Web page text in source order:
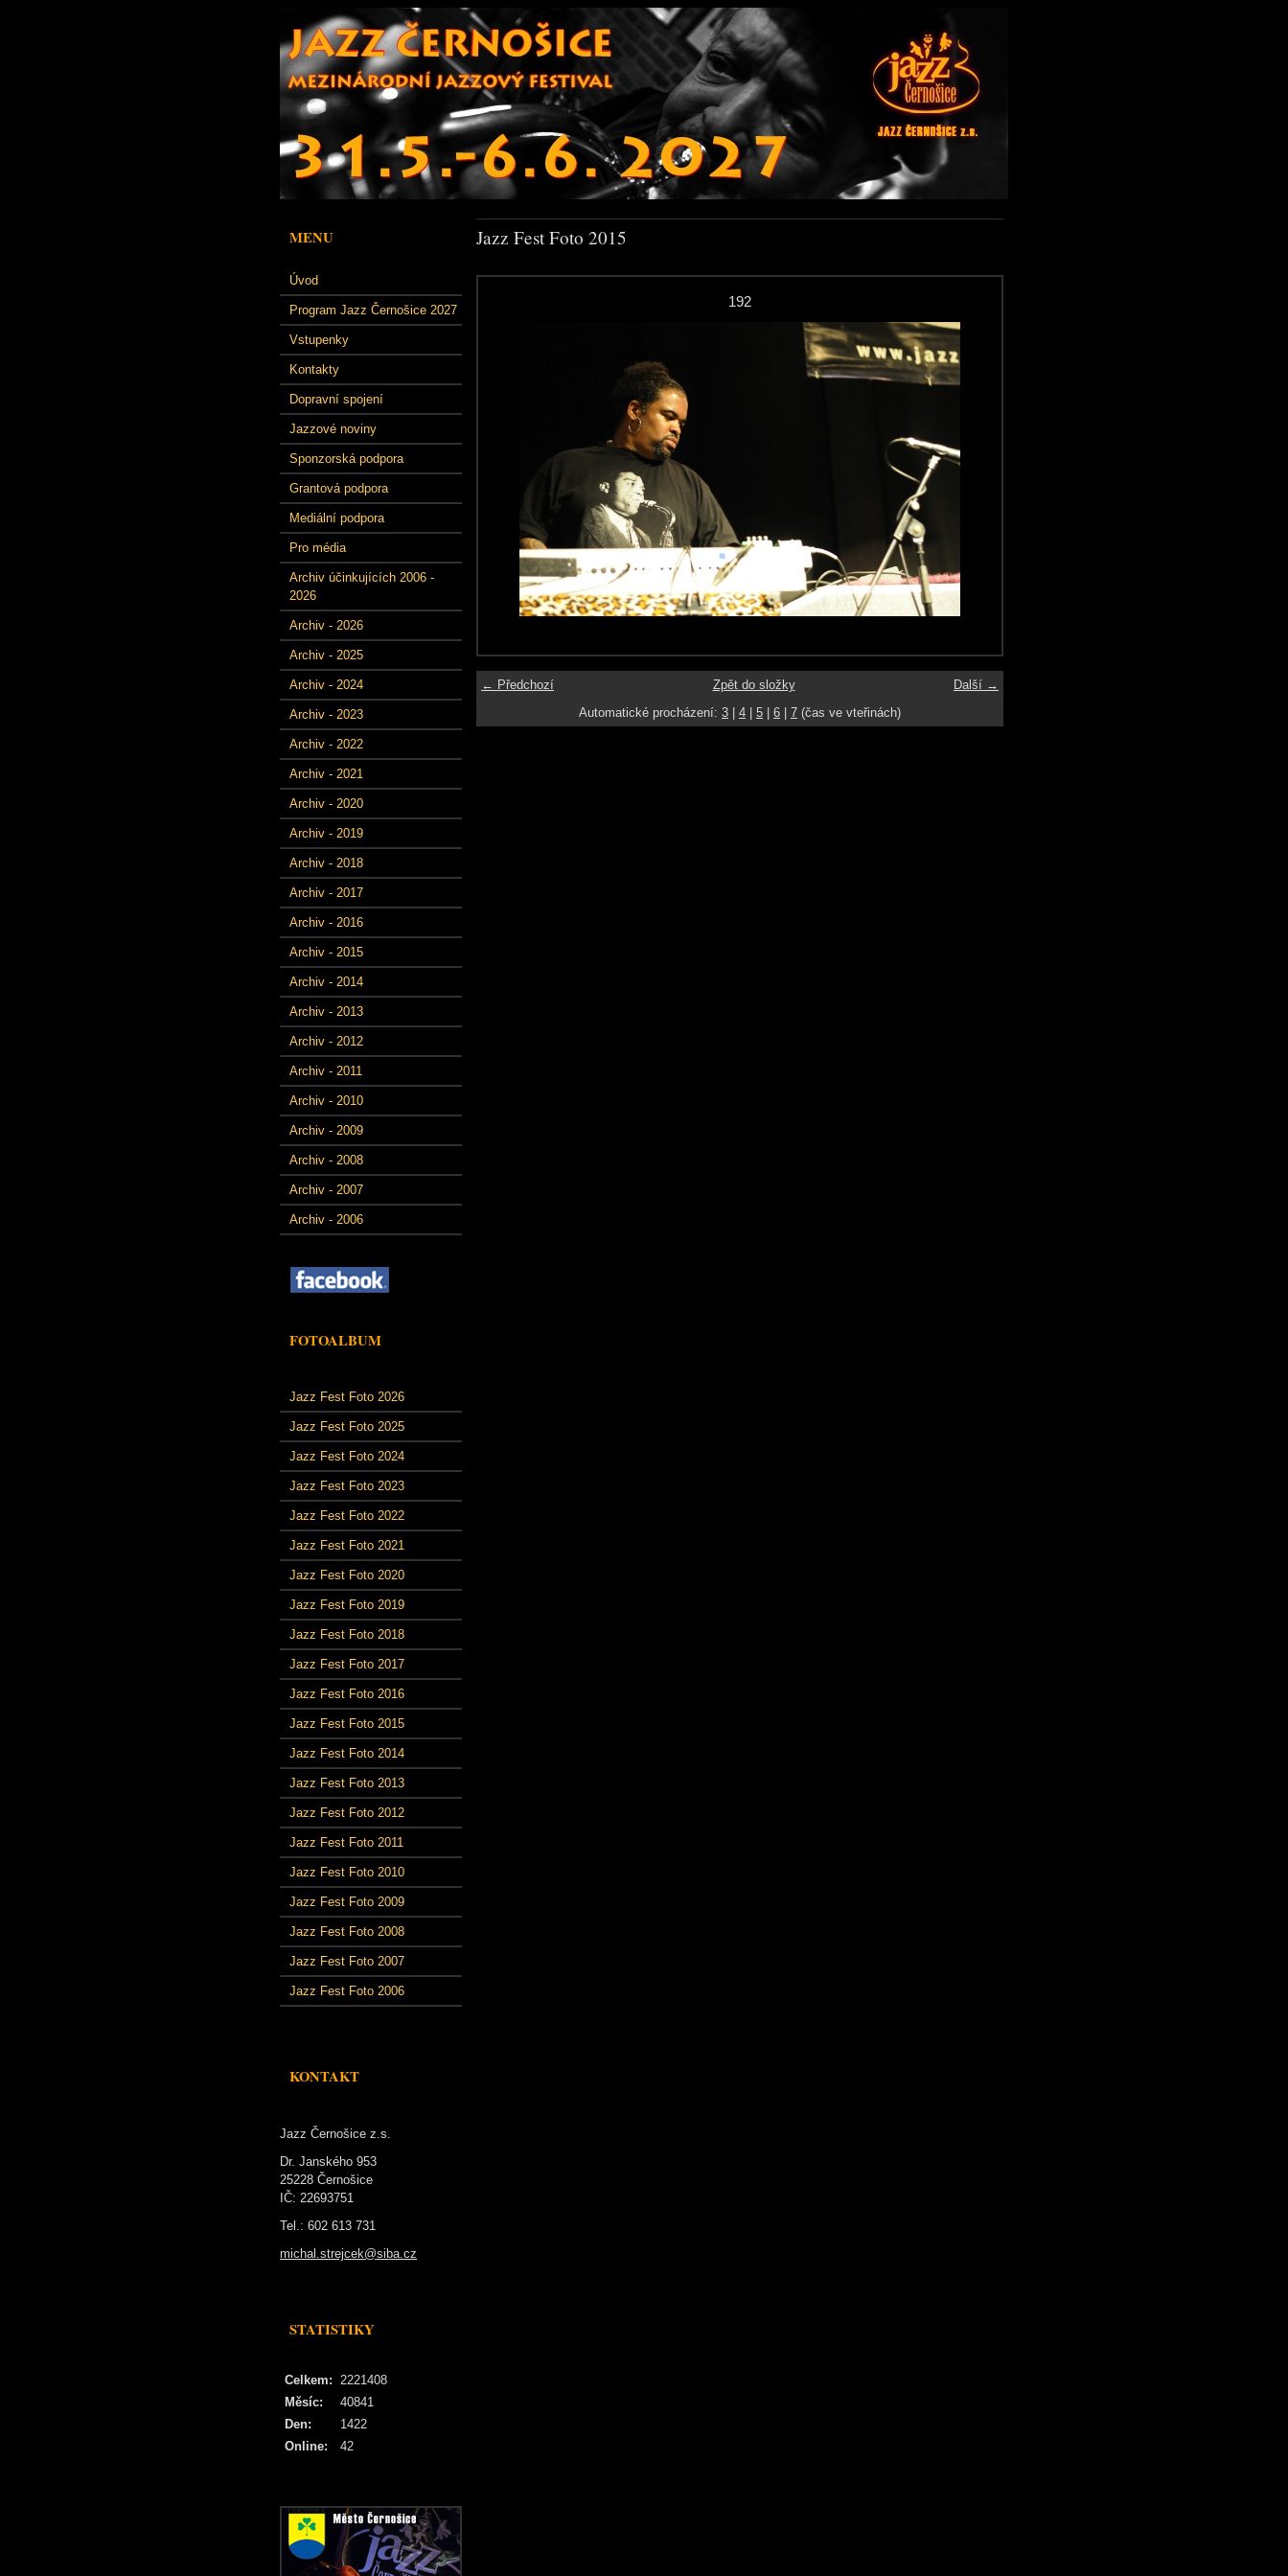
MENU
Úvod
Program Jazz Černošice 2027
Vstupenky
Kontakty
Dopravní spojení
Jazzové noviny
Sponzorská podpora
Grantová podpora
Mediální podpora
Pro média
Archiv účinkujících 2006 -
2026
Archiv - 2026
Archiv - 2025
Archiv - 2024
Archiv - 2023
Archiv - 2022
Archiv - 2021
Archiv - 2020
Archiv - 2019
Archiv - 2018
Archiv - 2017
Archiv - 2016
Archiv - 2015
Archiv - 2014
Archiv - 2013
Archiv - 2012
Archiv - 2011
Archiv - 2010
Archiv - 2009
Archiv - 2008
Archiv - 2007
Archiv - 2006
FOTOALBUM
Jazz Fest Foto 2026
Jazz Fest Foto 2025
Jazz Fest Foto 2024
Jazz Fest Foto 2023
Jazz Fest Foto 2022
Jazz Fest Foto 2021
Jazz Fest Foto 2020
Jazz Fest Foto 2019
Jazz Fest Foto 2018
Jazz Fest Foto 2017
Jazz Fest Foto 2016
Jazz Fest Foto 2015
Jazz Fest Foto 2014
Jazz Fest Foto 2013
Jazz Fest Foto 2012
Jazz Fest Foto 2011
Jazz Fest Foto 2010
Jazz Fest Foto 2009
Jazz Fest Foto 2008
Jazz Fest Foto 2007
Jazz Fest Foto 2006
KONTAKT
Jazz Černošice z.s.
Dr. Janského 953
25228 Černošice
IČ: 22693751
Tel.: 602 613 731
michal.strejcek@siba.cz
STATISTIKY
Online: 42
Celkem: 2221408
Měsíc:
40841
Den:
1422
Jazz Fest Foto 2015
192
← Předchozí Další →
Zpět do složky
Automatické procházení: 3 4 5 6 7 (čas ve vteřinách)